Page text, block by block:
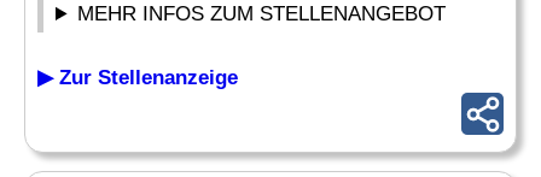
MEHR INFOS ZUM STELLENANGEBOT
▶ Zur Stellenanzeige